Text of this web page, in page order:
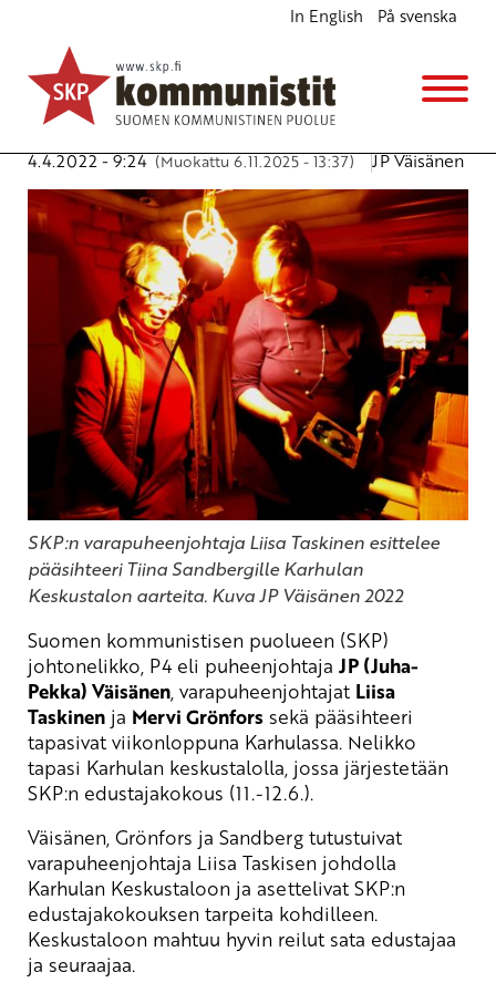
In English På svenska
Sata kommunistia kokoustamaan
Ajankohtaista
Avainsanat:edustajakokous,Karhula,keskuskomitea
4.4.2022 - 9:24(Muokattu 6.11.2025 - 13:37) JP Väisänen
SKP:n varapuheenjohtaja Liisa Taskinen esittelee
pääsihteeri Tiina Sandbergille Karhulan
Keskustalon aarteita. Kuva JP Väisänen 2022
Suomen kommunistisen puolueen (SKP)
johtonelikko, P4 eli puheenjohtaja JP (Juha-
Pekka) Väisänen , varapuheenjohtajat Liisa
Taskinen ja Mervi Grönfors sekä pääsihteeri
tapasivat viikonloppuna Karhulassa. Nelikko
tapasi Karhulan keskustalolla, jossa järjestetään
SKP:n edustajakokous (11.-12.6.).
Väisänen, Grönfors ja Sandberg tutustuivat
varapuheenjohtaja Liisa Taskisen johdolla
Karhulan Keskustaloon ja asettelivat SKP:n
edustajakokouksen tarpeita kohdilleen.
Keskustaloon mahtuu hyvin reilut sata edustajaa
ja seuraajaa.